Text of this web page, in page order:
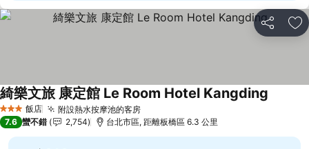
分享 加
3 星級 飯店 附設熱水按摩池的客房
綺樂文旅 康定館 Le Room Hotel Kangding
7.6 蠻不錯 2,754 台北市區, 距離板橋區 6.3 公里